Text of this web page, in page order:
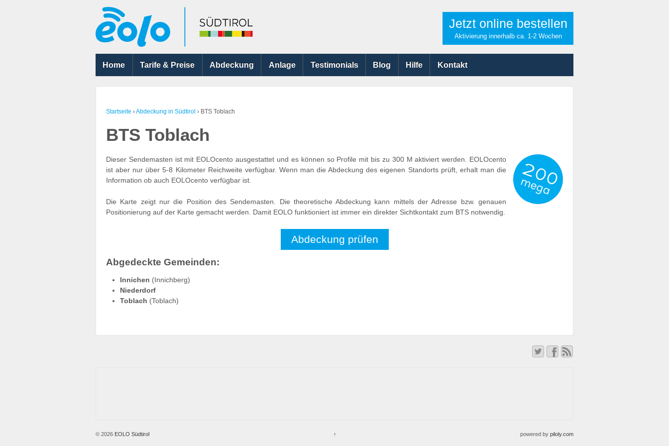
Jetzt online bestellen
Aktivierung innerhalb ca. 1-2 Wochen
Home Tarife & Preise Abdeckung Anlage Testimonials Blog Hilfe Kontakt
Startseite ›Abdeckung in Südtirol › BTS Toblach
BTS Toblach
Dieser Sendemasten ist mit EOLOcento ausgestattet und es können so Profile mit bis zu 300 M aktiviert werden. EOLOcento
ist aber nur über 5-8 Kilometer Reichweite verfügbar. Wenn man die Abdeckung des eigenen Standorts prüft, erhalt man die
Information ob auch EOLOcento verfügbar ist.
Die Karte zeigt nur die Position des Sendemasten. Die theoretische Abdeckung kann mittels der Adresse bzw. genauen
Positionierung auf der Karte gemacht werden. Damit EOLO funktioniert ist immer ein direkter Sichtkontakt zum BTS notwendig.
Abdeckung prüfen
Abgedeckte Gemeinden:
Innichen (Innichberg)
Niederdorf
Toblach (Toblach)
© 2026 EOLO Südtirol ↑ powered by piloly.com